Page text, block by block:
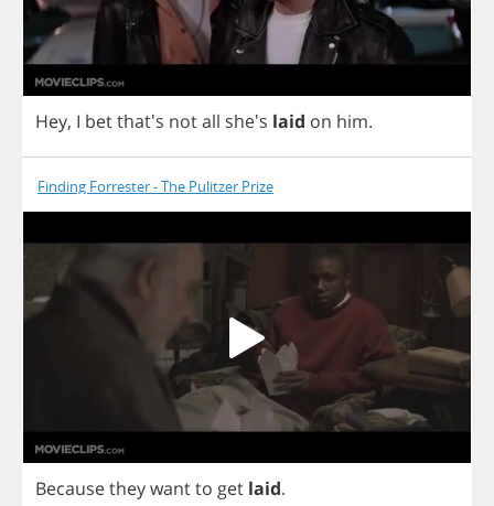
Hey, I betthat's notall she's laid on him.
Finding Forrester - The Pulitzer Prize
Becausetheywantto get laid.